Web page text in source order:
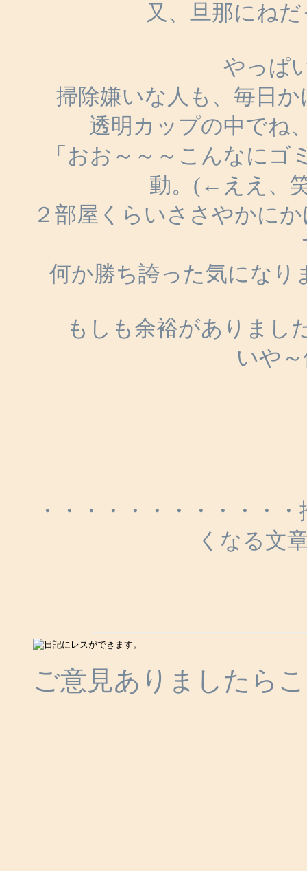
又、旦那にね
やっぱ
掃除嫌いな人も、毎日
透明カップの中でね
「おお～～～こんなに
動。(←ええ、
２部屋くらいささやかに
何か勝ち誇った気になり
もしも余裕がありまし
いや～
・・・・・・・・・・・
くなる文
ご意見ありましたら